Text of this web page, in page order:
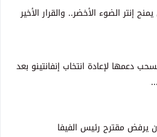
إنتر الضوء الأخضر.. والقرار الأخير
دعمها لإعادة انتخاب إنفانتينو بعد
يرفض مقترح رئيس الفيفا